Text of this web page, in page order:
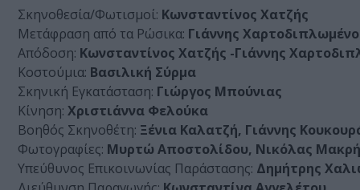
Σκηνοθεσία/Φωτισμοί: Κωνσταντίνος Χατζής
Μετάφραση από τα Ρώσικα: Γιάννης
Απόδοση: Κωνσταντίνος Χατζής -Γιάννης
Κοστούμια: Βασιλική Σύρμα
Σκηνική Εγκατάσταση: Γιώργος Μπούνιας
Κίνηση: Χριστιάννα Φελούκα
Βοηθός Σκηνοθέτη: Ξένια Καλατζή, Γιάννης
Φωτογραφίες: Μυρτώ Αποστολίδου, Νικόλας
Υπεύθυνος Επικοινωνίας Παράστασης: Δημήτρης